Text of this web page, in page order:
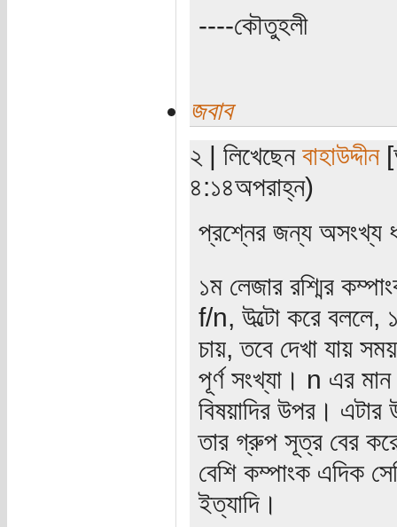
----কৌতুহলী
জবাব
২ | লিখেছেন বাহাউদ্দীন
৪:১৪অপরাহ্ন)
প্রশ্নের জন্য অসংখ্য
১ম লেজার রশ্মির
f/n, উল্টো করে বললে,
চায়, তবে দেখা যায়
পূর্ণ সংখ্যা। n এর মান
বিষয়াদির উপর। এটার
তার গ্রুপ সূত্র বের
বেশি কম্পাংক এদিক
ইত্যাদি।